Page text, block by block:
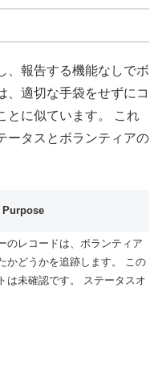
、報告する機能なしでボ
、適切な手袋をせずにコ
とに似ています。 これ
ータスとボランティアの
Purpose
のレコードは、ボランティア
かどうかを追跡します。 この
は未確認です。 ステータスオ